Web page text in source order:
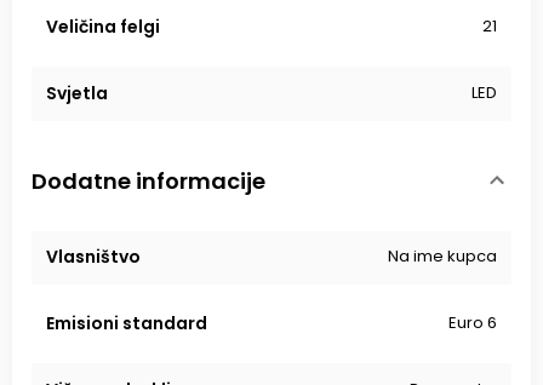
Veličina felgi 21
Svjetla LED
Dodatne informacije
Vlasništvo Na ime kupca
Emisioni standard Euro 6